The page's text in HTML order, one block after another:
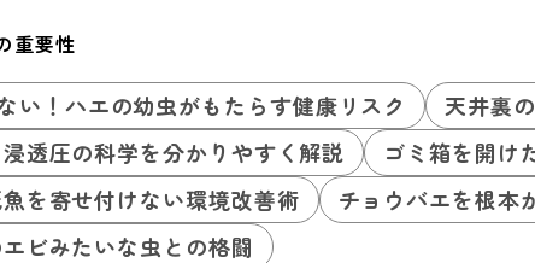
重要性
い！ハエの幼虫がもたらす健康リスク
天井裏
透圧の科学を分かりやすく解説
ゴミ箱を開け
を寄せ付けない環境改善術
チョウバエを根本
ビみたいな虫との格闘